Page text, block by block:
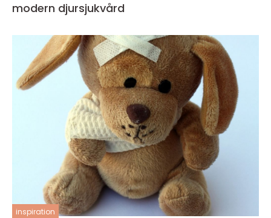
modern djursjukvård
inspiration